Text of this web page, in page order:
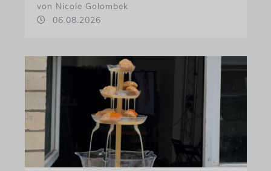
von Nicole Golombek
06.08.2026